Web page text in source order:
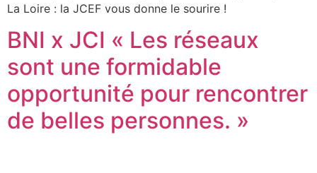
La Loire : la JCEF vous donne le sourire !
BNI x JCI « Les réseaux
sont une formidable
opportunité pour rencontrer
de belles personnes. »